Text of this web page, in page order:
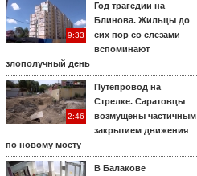
9:33
Год трагедии на
Блинова. Жильцы до
сих пор со слезами
вспоминают
злополучный день
2:46
Путепровод на
Стрелке. Саратовцы
возмущены частичным
закрытием движения
по новому мосту
В Балакове